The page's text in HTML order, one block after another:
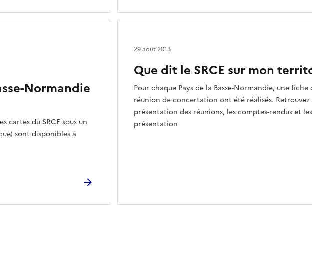
Normandie
cartes du SRCE sous un
sont disponibles à
Que dit le SRCE sur mon
Pour chaque Pays de la Basse-Normandie, une
réunion de concertation ont été réalisés. Retrouvez
présentation des réunions, les comptes-rendus et
présentation
29 août 2013